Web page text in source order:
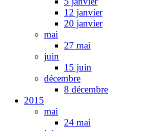
12 janvier
20 janvier
mai
27 mai
juin
15 juin
décembre
8 décembre
2015
mai
24 mai